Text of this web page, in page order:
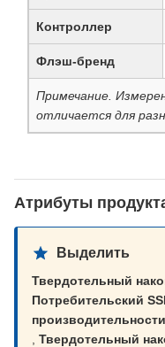
Контроллер
Флэш-бренд
Примечание.
отличается для
Атрибуты
Выделить
Твердотельный
Потребительский
производительности
Твердотельный